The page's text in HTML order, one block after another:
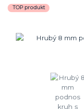
TOP produkt